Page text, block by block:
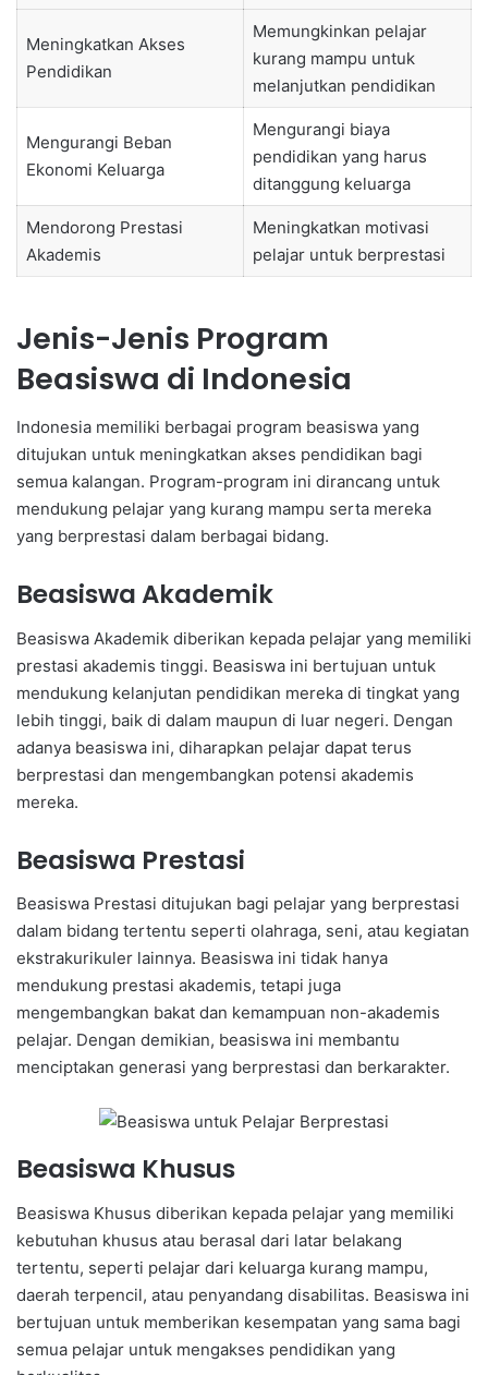
Meningkatkan Akses
Pendidikan
Memungkinkan pelajar
kurang mampu untuk
melanjutkan pendidikan
Mengurangi Beban
Ekonomi Keluarga
Mengurangi biaya
pendidikan yang harus
ditanggung keluarga
Mendorong Prestasi
Akademis
Meningkatkan motivasi
pelajar untuk berprestasi
Jenis-Jenis Program
Beasiswa di Indonesia
Indonesia memiliki berbagai program beasiswa yang
ditujukan untuk meningkatkan akses pendidikan bagi
semua kalangan. Program-program ini dirancang untuk
mendukung pelajar yang kurang mampu serta mereka
yang berprestasi dalam berbagai bidang.
Beasiswa Akademik
Beasiswa Akademik diberikan kepada pelajar yang memiliki
prestasi akademis tinggi. Beasiswa ini bertujuan untuk
mendukung kelanjutan pendidikan mereka di tingkat yang
lebih tinggi, baik di dalam maupun di luar negeri. Dengan
adanya beasiswa ini, diharapkan pelajar dapat terus
berprestasi dan mengembangkan potensi akademis
mereka.
Beasiswa Prestasi
Beasiswa Prestasi ditujukan bagi pelajar yang berprestasi
dalam bidang tertentu seperti olahraga, seni, atau kegiatan
ekstrakurikuler lainnya. Beasiswa ini tidak hanya
mendukung prestasi akademis, tetapi juga
mengembangkan bakat dan kemampuan non-akademis
pelajar. Dengan demikian, beasiswa ini membantu
menciptakan generasi yang berprestasi dan berkarakter.
Beasiswa Khusus
Beasiswa Khusus diberikan kepada pelajar yang memiliki
kebutuhan khusus atau berasal dari latar belakang
tertentu, seperti pelajar dari keluarga kurang mampu,
daerah terpencil, atau penyandang disabilitas. Beasiswa ini
bertujuan untuk memberikan kesempatan yang sama bagi
semua pelajar untuk mengakses pendidikan yang